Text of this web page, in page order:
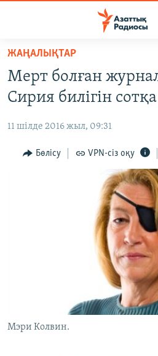
Skip
main
content
to
Navigation
ЖАҢАЛЫҚТАР
САЯСАТ
AZATTYQTV
ҚАҢТАР ОҚИҒАСЫ
АДАМ ҚҰҚЫҚТАРЫ
АРНАЙЫ ЖОБАЛАР
ЖАҢАЛЫҚТАР
Мерт болған
Сирия билігін
11 шілде 2016 жыл, 09:31
Бөлісу VPN-сіз оқу
Мэри Колвин.